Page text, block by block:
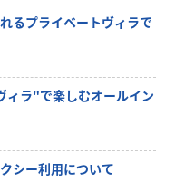
るプライベートヴィラで
ィラ"で楽しむオールイン
シー利用について